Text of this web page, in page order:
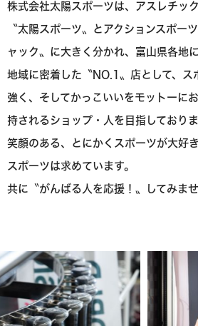
株式会社太陽スポーツは、アスレチッ
〝太陽スポーツ〟と アクションスポー
ャック〟に大きく分かれ、富山県各地
地域に密着した〝NO.1〟店として、ス
強く、 そしてかっこいいをモットーに
持されるショップ・人を目指しておりま
笑顔のある、とにかくスポーツが大好
スポーツは求めています。
共に〝がんばる人を応援！〟してみま